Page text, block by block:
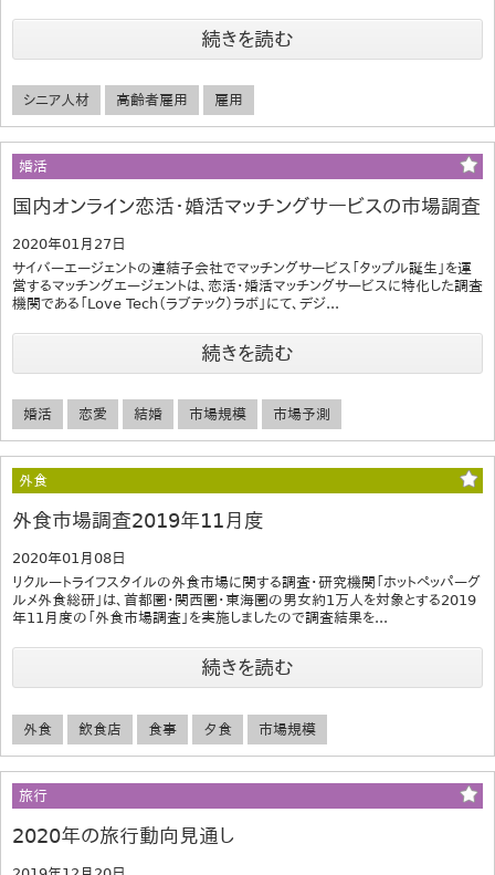
続きを読む
シニア人材 高齢者雇用 雇用
婚活
国内オンライン恋活・婚活マッチングサービスの市場調査
2020年01月27日
サイバーエージェントの連結子会社でマッチングサービス「タップル誕生」を運
営するマッチングエージェントは、恋活・婚活マッチングサービスに特化した調査
機関である「Love Tech（ラブテック）ラボ」にて、デジ...
続きを読む
婚活 恋愛 結婚 市場規模 市場予測
外食
外食市場調査2019年11月度
2020年01月08日
リクルートライフスタイルの外食市場に関する調査・研究機関「ホットペッパーグ
ルメ外食総研」は、首都圏・関西圏・東海圏の男女約1万人を対象とする2019
年11月度の「外食市場調査」を実施しましたので調査結果を...
続きを読む
外食 飲食店 食事 夕食 市場規模
旅行
2020年の旅行動向見通し